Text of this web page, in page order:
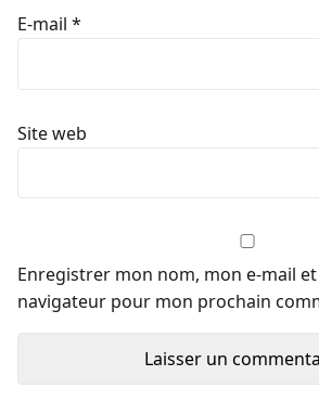
E-mail *
Site web
Enregistrer mon nom, mon e-mail
navigateur pour mon prochain